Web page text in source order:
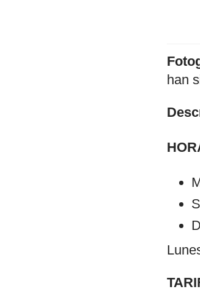
han